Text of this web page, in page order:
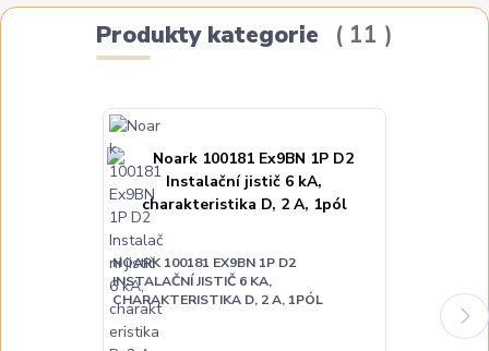
Produkty kategorie 11
NOARK 100181 EX9BN 1P D2
INSTALAČNÍ JISTIČ 6 KA,
CHARAKTERISTIKA D, 2 A, 1PÓL